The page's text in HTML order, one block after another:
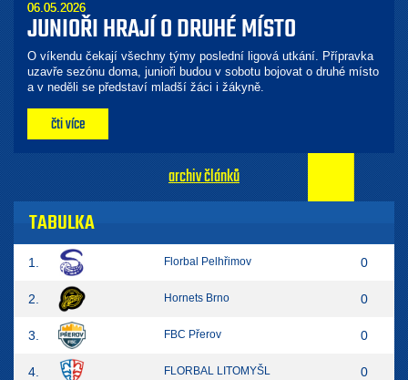
06.05.2026
JUNIOŘI HRAJÍ O DRUHÉ MÍSTO
O víkendu čekají všechny týmy poslední ligová utkání. Přípravka
uzavře sezónu doma, junioři budou v sobotu bojovat o druhé místo
a v neděli se představí mladší žáci i žákyně.
čti více
archiv článků
TABULKA
1. Florbal Pelhřimov 0
2. Hornets Brno 0
3. FBC Přerov 0
4. FLORBAL LITOMYŠL 0